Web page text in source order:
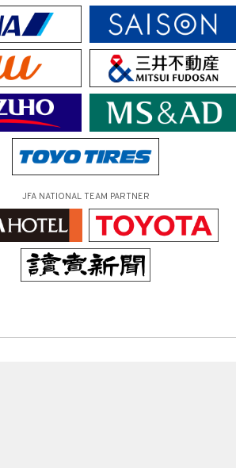
JFA NATIONAL TEAM PARTNER